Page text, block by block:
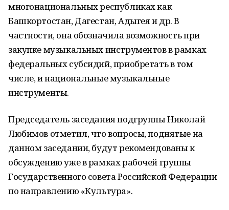
многонациональных республиках как
Башкортостан, Дагестан, Адыгея и др. В
частности, она обозначила возможность при
закупке музыкальных инструментов в рамках
федеральных субсидий, приобретать в том
числе, и национальные музыкальные
инструменты.
Председатель заседания подгруппы Николай
Любимов отметил, что вопросы, поднятые на
данном заседании, будут рекомендованы к
обсуждению уже в рамках рабочей группы
Государственного совета Российской Федерации
по направлению «Культура».